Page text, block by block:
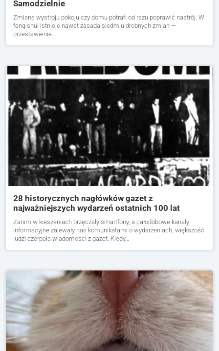
Samodzielnie
Zmiana wystroju pokoju czy domu potrafi od razu poprawić nastrój. W
feng shui istnieje nawet zasada siedmiu drobnych zmian —
przestawienie…
28 historycznych nagłówków gazet z
najważniejszych wydarzeń ostatnich 100 lat
Zanim w kieszeniach brzęczały smartfony, a całodobowe kanały
informacyjne zalewały nas komunikatami o wydarzeniach, większość
ludzi czerpała wiadomości z gazet. Kiedy…